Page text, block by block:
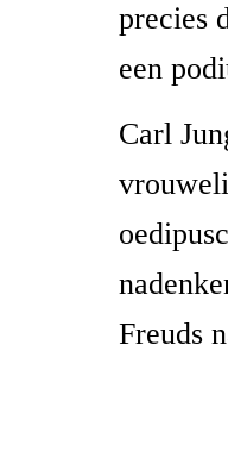
precies
een
Carl
Freuds